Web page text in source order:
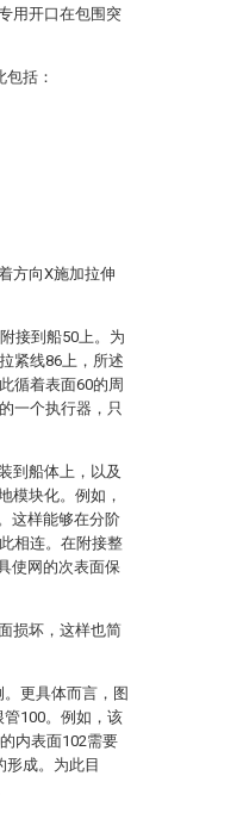
用开口在包围突
括：
方向X施加拉伸
接到船50上。为
紧线86上，所述
循着表面60的周
一个执行器，只
到船体上，以及
模块化。例如，
这样能够在分阶
相连。在附接整
使网的次表面保
损坏，这样也简
更具体而言，图
100。例如，该
内表面102需要
成。为此目